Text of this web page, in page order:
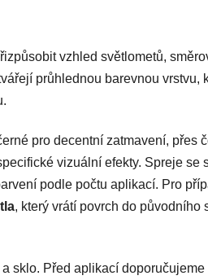
vzhled světlometů,
průhlednou barevnou vrstvu,
pro decentní zatmavení, přes
vizuální efekty. Spreje se
podle počtu aplikací. Pro
, který vrátí povrch do původního
sklo. Před aplikací doporučujeme